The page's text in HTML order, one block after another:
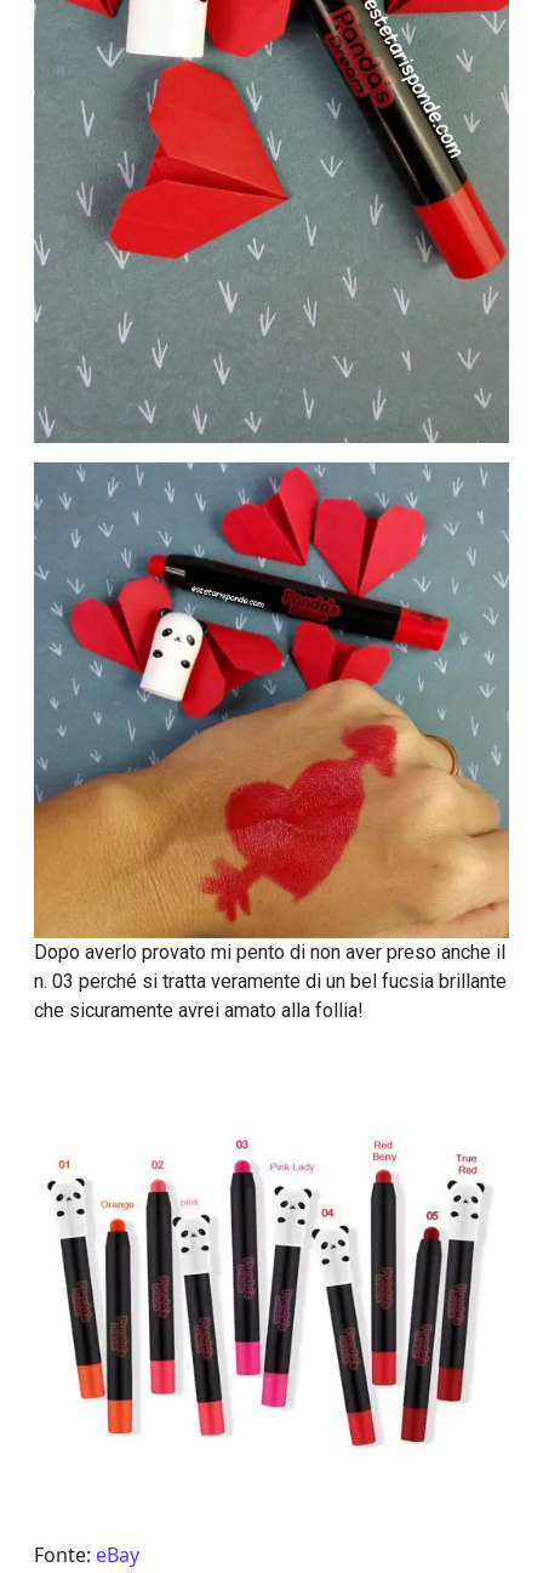
Dopo averlo provato mi pento di non aver preso anche il
n. 03 perché si tratta veramente di un bel fucsia brillante
che sicuramente avrei amato alla follia!
Fonte: eBay